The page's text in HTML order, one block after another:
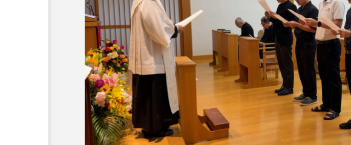
これってどんな種？
挨拶という種 待降節第4主日（ルカ1・3
9〜45）